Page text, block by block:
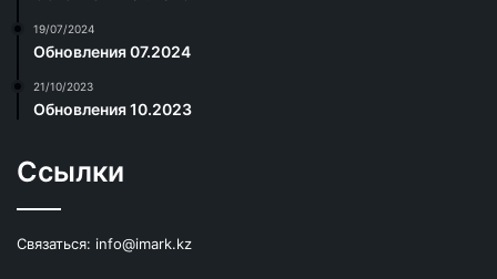
19/07/2024
Обновления 07.2024
21/10/2023
Обновления 10.2023
Ссылки
Связаться: info@imark.kz